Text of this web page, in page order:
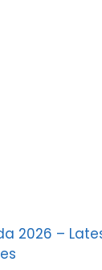
2026 –